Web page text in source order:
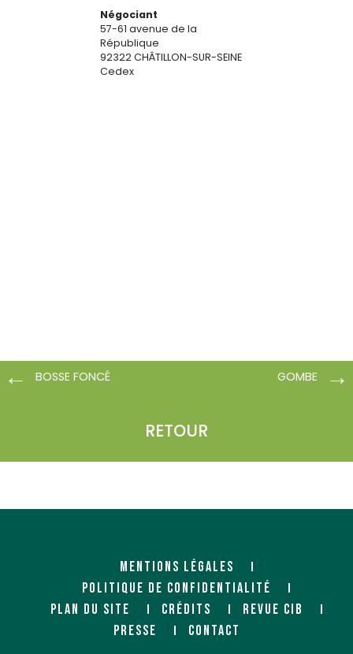
Négociant
57-61 avenue de la
République
92322 CHÂTILLON-SUR-SEINE
Cedex
BOSSE FONCÉ
RETOUR
GOMBE
MENTIONS LÉGALES
POLITIQUE DE CONFIDENTIALITÉ
PLAN DU SITE
CRÉDITS
REVUE CIB
PRESSE
CONTACT